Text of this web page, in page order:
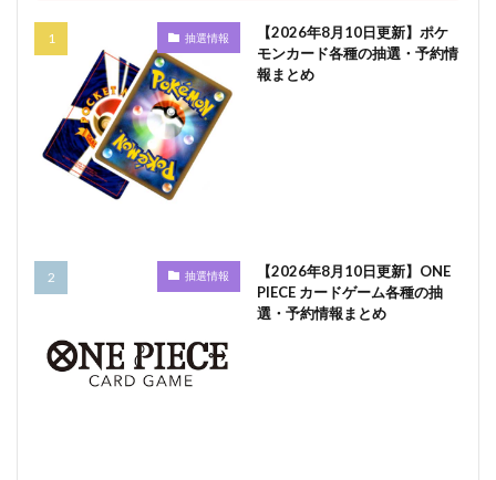
抽選情報
【2026年8月10日更新】ポケ
モンカード各種の抽選・予約情
報まとめ
抽選情報
【2026年8月10日更新】ONE
PIECE カードゲーム各種の抽
選・予約情報まとめ